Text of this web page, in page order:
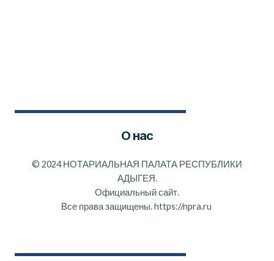
О нас
© 2024 НОТАРИАЛЬНАЯ ПАЛАТА РЕСПУБЛИКИ
АДЫГЕЯ.
Официальный сайт.
Все права защищены.https://npra.ru